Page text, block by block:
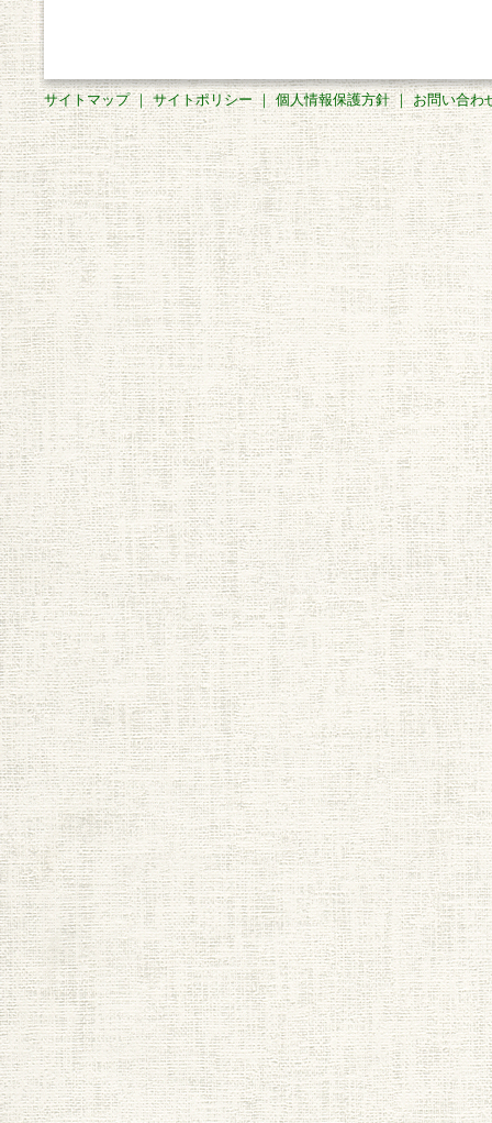
サイトマップ｜サイトポリシー｜個人情報保護方針｜お問い合わ